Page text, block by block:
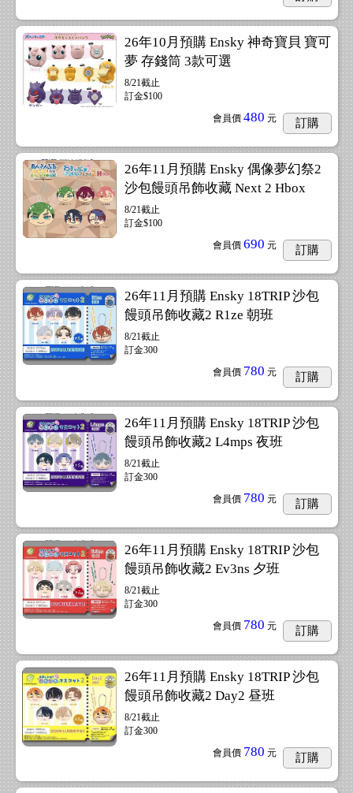
26年10月預購 Ensky 神奇寶貝 寶可
夢 存錢筒 3款可選
8/21截止
訂金$100
會員價 480 元 訂購
26年11月預購 Ensky 偶像夢幻祭2
沙包饅頭吊飾收藏 Next 2 Hbox
8/21截止
訂金$100
會員價 690 元 訂購
26年11月預購 Ensky 18TRIP 沙包
饅頭吊飾收藏2 R1ze 朝班
8/21截止
訂金300
會員價 780 元 訂購
26年11月預購 Ensky 18TRIP 沙包
饅頭吊飾收藏2 L4mps 夜班
8/21截止
訂金300
會員價 780 元 訂購
26年11月預購 Ensky 18TRIP 沙包
饅頭吊飾收藏2 Ev3ns 夕班
8/21截止
訂金300
會員價 780 元 訂購
26年11月預購 Ensky 18TRIP 沙包
饅頭吊飾收藏2 Day2 昼班
8/21截止
訂金300
會員價 780 元 訂購